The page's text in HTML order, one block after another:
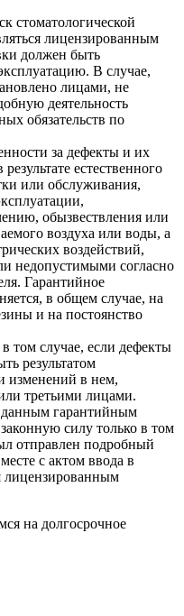
стоматологической
лицензированным
должен быть
В случае,
лицами, не
деятельность
обязательств по
за дефекты и их
естественного
или обслуживания,
обызвествления или
воздуха или воды, а
воздействий,
недопустимыми согласно
Гарантийное
в общем случае, на
и на постоянство
том случае, если дефекты
результатом
изменений в нем,
третьими лицами.
данным гарантийным
силу только в том
отправлен подробный
с актом ввода в
лицензированным
на долгосрочное